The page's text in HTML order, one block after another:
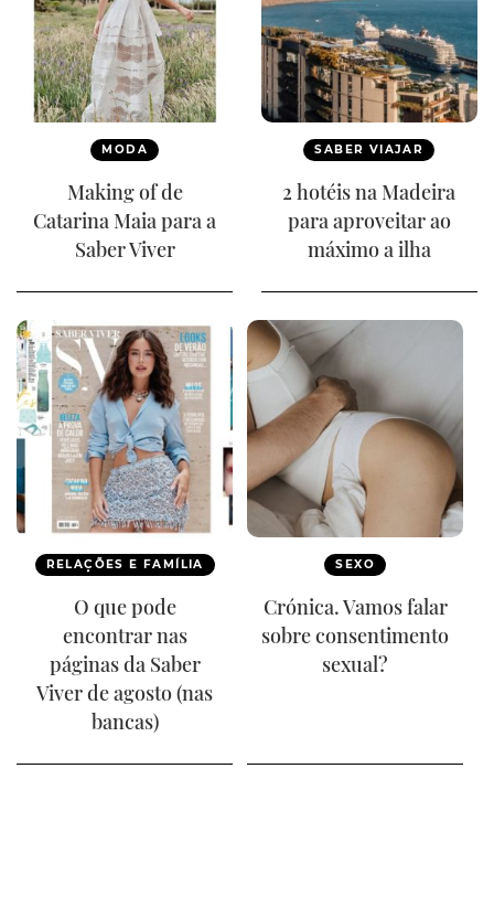
MODA
Making of de
Catarina Maia para a
Saber Viver
SABER VIAJAR
2 hotéis na Madeira
para aproveitar ao
máximo a ilha
RELAÇÕES E FAMÍLIA
O que pode
encontrar nas
páginas da Saber
Viver de agosto (nas
bancas)
SEXO
Crónica. Vamos falar
sobre consentimento
sexual?